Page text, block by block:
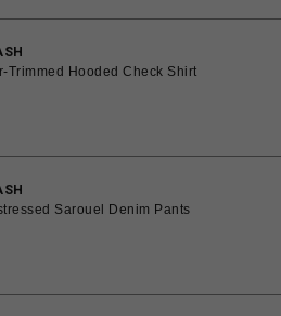
Trimmed Hooded Check Shirt
Sarouel Denim Pants